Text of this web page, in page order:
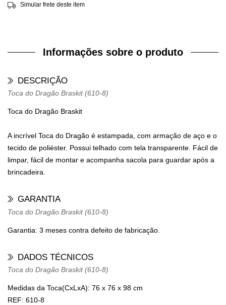
Simular frete deste item
Informações sobre o produto
DESCRIÇÃO
Toca do Dragão Braskit (610-8)
Toca do Dragão Braskit
A incrível Toca do Dragão é estampada, com armação de aço e o
tecido de poliéster. Possui telhado com tela transparente. Fácil de
limpar, fácil de montar e acompanha sacola para guardar após a
brincadeira.
GARANTIA
Toca do Dragão Braskit (610-8)
Garantia: 3 meses contra defeito de fabricação.
DADOS TÉCNICOS
Toca do Dragão Braskit (610-8)
Medidas da Toca(CxLxA): 76 x 76 x 98 cm
REF: 610-8